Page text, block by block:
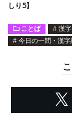
しり5】
ことば # 漢字
# 今日の一問・漢字